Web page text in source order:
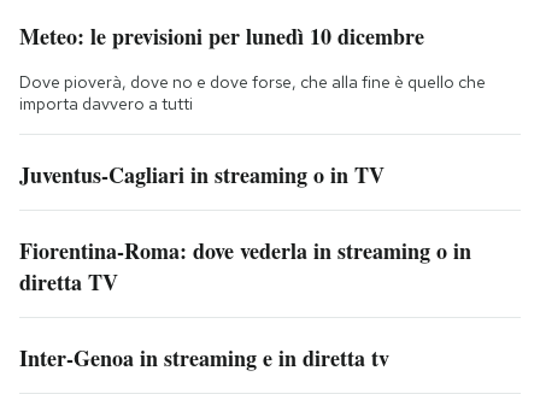
Meteo: le previsioni per lunedì 10 dicembre
Dove pioverà, dove no e dove forse, che alla fine è quello che
importa davvero a tutti
Juventus-Cagliari in streaming o in TV
Fiorentina-Roma: dove vederla in streaming o in
diretta TV
Inter-Genoa in streaming e in diretta tv